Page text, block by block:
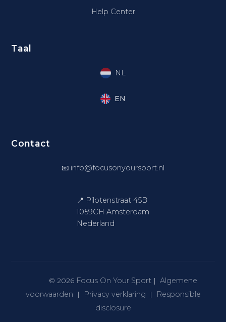
Help Center
Taal
NL
EN
Contact
📧 info@focusonyoursport.nl
📍 Pilotenstraat 45B
1059CH Amsterdam
Nederland
© 2026 Focus On Your Sport | Algemene
voorwaarden | Privacy verklaring |
Responsible
disclosure